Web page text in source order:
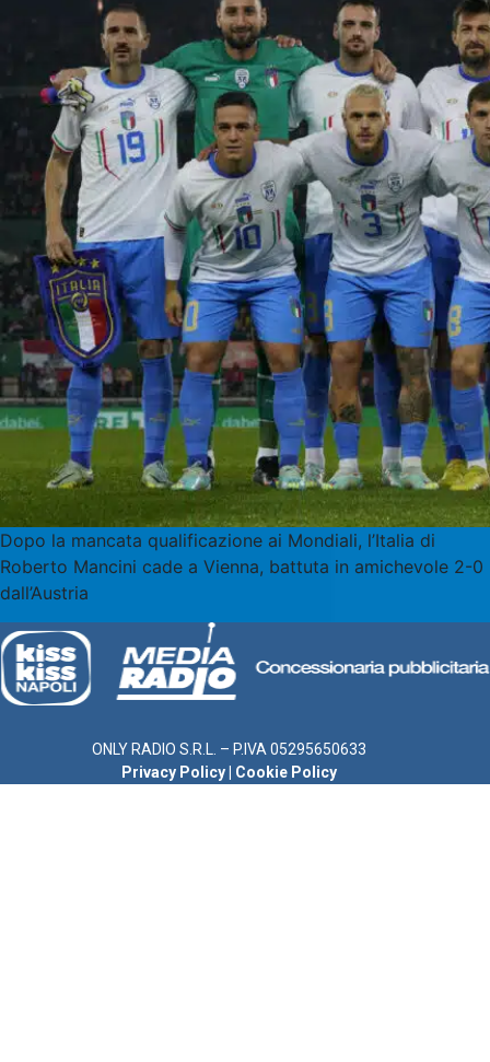
Dopo la mancata qualificazione ai Mondiali, l’Italia di
Roberto Mancini cade a Vienna, battuta in amichevole 2-0
dall’Austria
ONLY RADIO S.R.L. – P.IVA 05295650633
Privacy Policy
Cookie Policy